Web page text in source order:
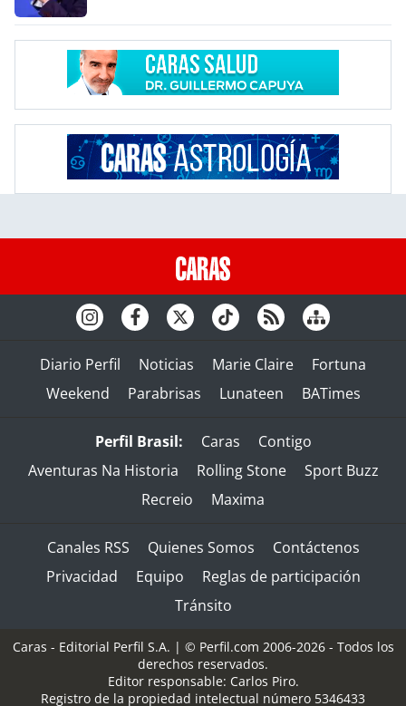
Diario Perfil Noticias Marie Claire
Fortuna
Weekend
Parabrisas Lunateen BATimes
Perfil Brasil: Caras
Contigo
Aventuras Na Historia
Rolling Stone
Sport Buzz
Recreio
Maxima
Canales RSS Quienes Somos
Contáctenos
Privacidad
Equipo
Reglas de participación
Tránsito
Caras - Editorial Perfil S.A. | © Perfil.com 2006-2026 - Todos los
derechos reservados.
Editor responsable: Carlos Piro.
Registro de la propiedad intelectual número 5346433